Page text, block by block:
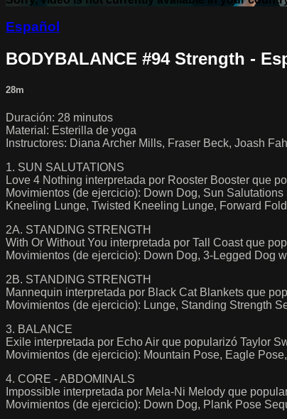
Español
BODYBALANCE #94 Strength -
28m
Duración: 28 minutos
Material: Esterilla de yoga
Instructores: Diana Archer Mills, Fraser Beck, Joash
1. SUN SALUTATIONS
Love 4 Nothing interpretada por Rooster Booster que
Movimientos (de ejercicio): Down Dog, Sun
Kneeling Lunge, Twisted Kneeling Lunge, Forward
2A. STANDING STRENGTH
With Or Without You interpretada por Tall Coast que
Movimientos (de ejercicio): Down Dog, 3-Legged Dog
2B. STANDING STRENGTH
Mannequin interpretada por Black Cat Blankets que
Movimientos (de ejercicio): Lunge, Standing Strength
3. BALANCE
Exile interpretada por Echo Air que popularizó Taylor
Movimientos (de ejercicio): Mountain Pose, Eagle
4. CORE - ABDOMINALS
Impossible interpretada por Mela-Ni Melody que
Movimientos (de ejercicio): Down Dog, Plank Pose